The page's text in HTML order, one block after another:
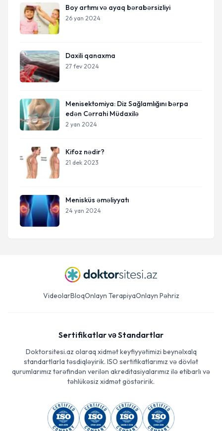
Boy artımı və ayaq bərabərsizliyi
26 yan 2024
Daxili qanaxma
27 fev 2024
Menisektomiya: Diz Sağlamlığını bərpa
edən Cərrahi Müdaxilə
2 yan 2024
Kifoz nədir?
21 dek 2023
Menisküs əməliyyatı
24 yan 2024
VideolarBloqOnlayn TerapiyaOnlayn Pəhriz
Sertifikatlar və Standartlar
Doktorsitesi.az olaraq xidmət keyfiyyətimizi beynəlxalq
standartlarla təsdiqləyirik. ISO sertifikatlarımız və dövlət
qurumlarımız tərəfindən verilən akreditasiyalarımız ilə etibarlı və
təhlükəsiz xidmət göstəririk.